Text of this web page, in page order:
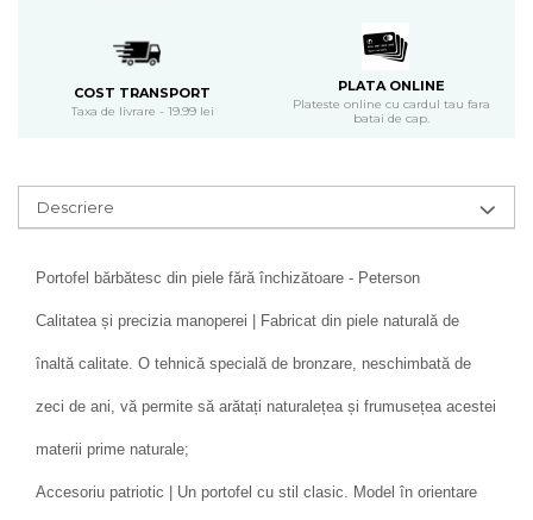
COST TRANSPORT
Taxa de livrare - 19.99 lei
PLATA ONLINE
Plateste online cu cardul tau fara
batai de cap.
Descriere
Portofel bărbătesc din piele fără închizătoare - Peterson
Calitatea și precizia manoperei | Fabricat din piele naturală de
înaltă calitate. O tehnică specială de bronzare, neschimbată de
zeci de ani, vă permite să arătați naturalețea și frumusețea acestei
materii prime naturale;
Accesoriu patriotic | Un portofel cu stil clasic. Model în orientare